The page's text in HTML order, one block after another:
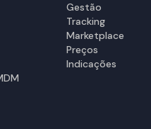
Gestão
Tracking
Marketplace
Preços
Indicações